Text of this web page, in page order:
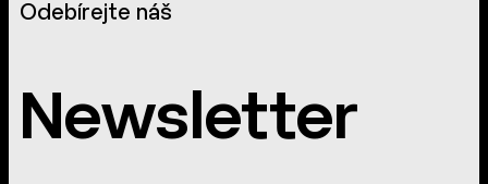
Odebírejte náš
Newsletter